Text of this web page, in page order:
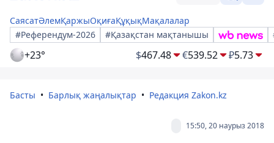
СаясатӘлемҚаржыОқиғаҚұқықМақалалар
#Референдум-2026
#Қазақстан мақтанышы
+23° $467.48 €539.52 ₽5.73
Басты Барлық жаңалықтар Редакция Zakon.kz
15:50, 20 наурыз 2018